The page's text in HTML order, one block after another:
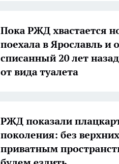
Пока РЖД хвастается
поехала в Ярославль и
списанный 20 лет
от вида туалета
РЖД показали
поколения: без
приватным